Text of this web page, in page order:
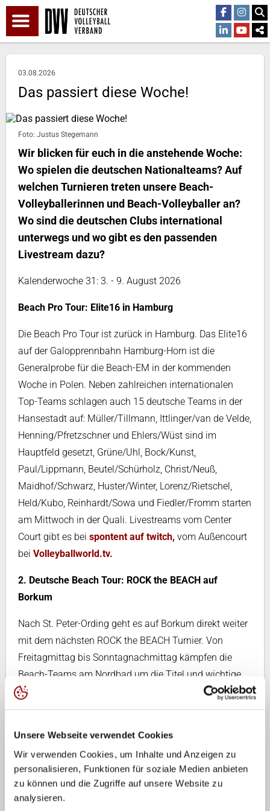
Unsere Webseite verwendet Cookies
Wir verwenden Cookies, um Inhalte und Anzeigen zu
personalisieren, Funktionen für soziale Medien anbieten
zu können und die Zugriffe auf unsere Website zu
analysieren.
03.08.2026
Das passiert diese Woche!
Foto: Justus Stegemann
Wir blicken für euch in die anstehende Woche:
Wo spielen die deutschen Nationalteams? Auf
welchen Turnieren treten unsere Beach-
Volleyballerinnen und Beach-Volleyballer an?
Wo sind die deutschen Clubs international
unterwegs und wo gibt es den passenden
Livestream dazu?
Kalenderwoche 31: 3. - 9. August 2026
Beach Pro Tour: Elite16 in Hamburg
Die Beach Pro Tour ist zurück in Hamburg. Das Elite16
auf der Galopprennbahn Hamburg-Horn ist die
Generalprobe für die Beach-EM in der kommenden
Woche in Polen. Neben zahlreichen internationalen
Top-Teams schlagen auch 15 deutsche Teams in der
Hansestadt auf: Müller/Tillmann, Ittlinger/van de Velde,
Henning/Pfretzschner und Ehlers/Wüst sind im
Hauptfeld gesetzt, Grüne/Uhl, Bock/Kunst,
Paul/Lippmann, Beutel/Schürholz, Christ/Neuß,
Maidhof/Schwarz, Huster/Winter, Lorenz/Rietschel,
Held/Kubo, Reinhardt/Sowa und Fiedler/Fromm starten
am Mittwoch in der Quali. Livestreams vom Center
Court gibt es bei spontent auf twitch, vom Außencourt
bei Volleyballworld.tv.
2. Deutsche Beach Tour: ROCK the BEACH auf
Borkum
Nach St. Peter-Ording geht es auf Borkum direkt weiter
mit dem nächsten ROCK the BEACH Turnier. Von
Freitagmittag bis Sonntagnachmittag kämpfen die
Beach-Teams am Nordbad um die Titel und wichtige
Punkte für die Deutsche Meisterschaft. Mehr Infos
U19 Deutsche Meisterschaften
In Laboe werden die neuen deutschen Beach-Volleyball
Meister*innen U19 gesucht.
Auf unseren Social Media Kanälen halten wir euch